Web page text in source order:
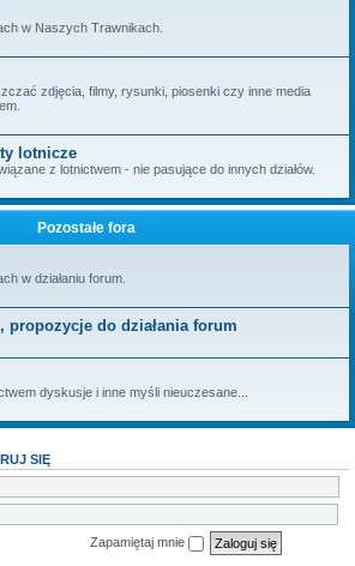
w Naszych Trawnikach.
zdjęcia, filmy, rysunki, piosenki czy inne media
lotnicze
z lotnictwem - nie pasujące do innych działów.
Pozostałe fora
w działaniu forum.
propozycje do działania forum
dyskusje i inne myśli nieuczesane...
SIĘ
Zapamiętaj mnie